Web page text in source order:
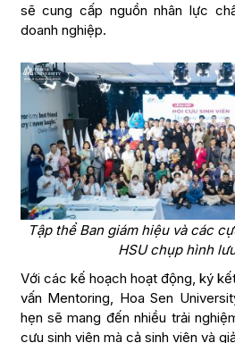
sẽ cung cấp nguồn nhân lực
doanh nghiệp.
Tập thể Ban giám hiệu và các
HSU chụp hình
Với các kế hoạch hoạt động, ký
vấn Mentoring, Hoa Sen
hẹn sẽ mang đến nhiều trải
cựu sinh viên mà cả sinh viên và